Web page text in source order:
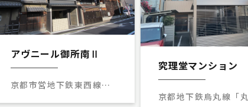
アヴニール御所南Ⅱ
京都市営地下鉄東西線
究理堂マンション
京都地下鉄烏丸線「